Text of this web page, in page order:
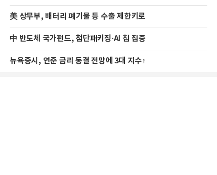
美 상무부, 배터리 폐기물 등 수출 제한키로
中 반도체 국가펀드, 첨단패키징·AI 칩 집중
뉴욕증시, 연준 금리 동결 전망에 3대 지수↑